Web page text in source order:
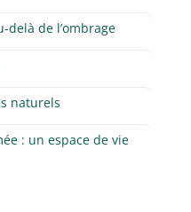
delà de l’ombrage
naturels
: un espace de vie